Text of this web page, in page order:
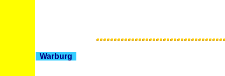
Warburg